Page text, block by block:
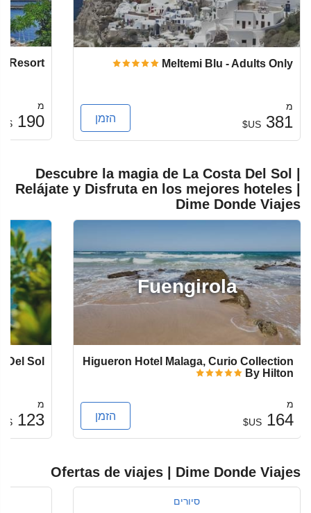
Meltemi Blu - Adults Only
מ
381
US$ הזמן
Resort
מ
190
US$
Descubre la magia de La Costa Del Sol |
Relájate y Disfruta en los mejores hoteles |
Dime Donde Viajes
Fuengirola
Higueron Hotel Malaga, Curio Collection
By Hilton
מ
164
US$ הזמן
Del Sol
מ
123
US$
Ofertas de viajes | Dime Donde Viajes
סיורים